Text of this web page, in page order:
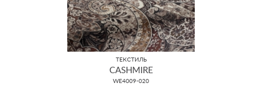
ТЕКСТИЛЬ
CASHMIRE
WE4009-020